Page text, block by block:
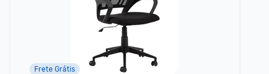
Frete Grátis